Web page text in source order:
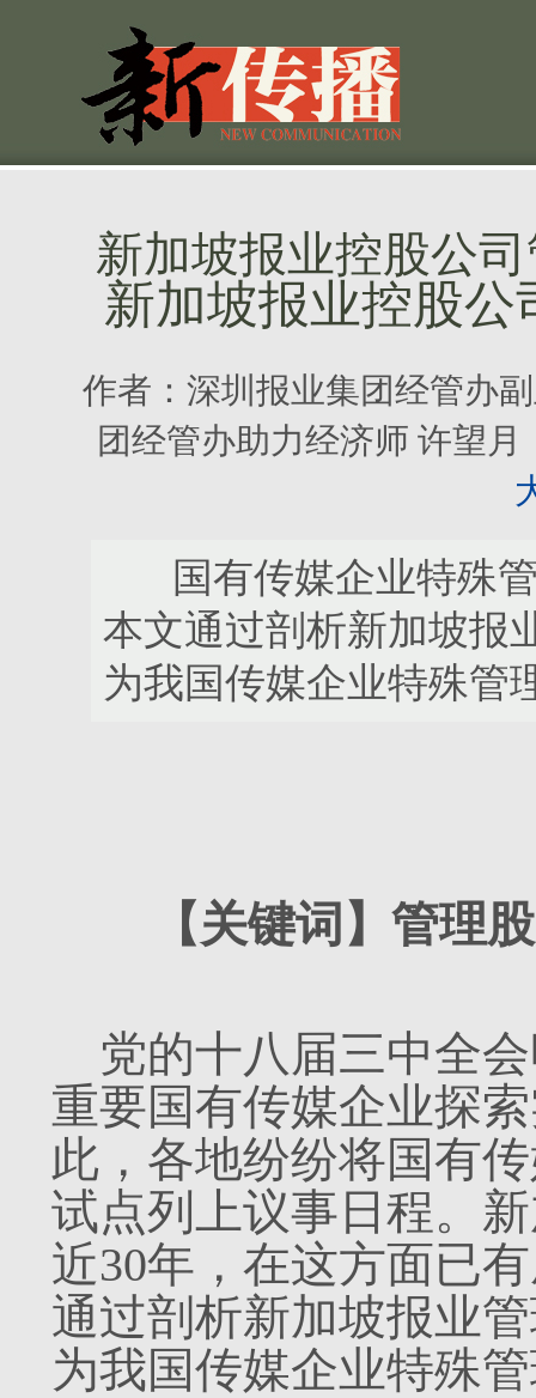
新加坡报业控股公
新加坡报业控股
作者： 深圳报业集团经管办
团经管办助力经济师 许望月
国有传媒企业特殊管
本文通过剖析新加坡报
为我国传媒企业特殊管
【关键词】管理股
党的十八届三中全
重要国有传媒企业探
此，各地纷纷将国有
试点列上议事日程。
近30年，在这方面已
通过剖析新加坡报业
为我国传媒企业特殊